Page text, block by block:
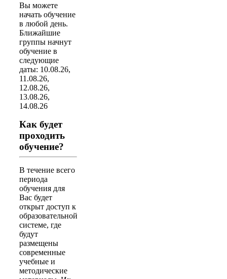
Вы можете
начать обучение
в любой день.
Ближайшие
группы начнут
обучение в
следующие
даты: 10.08.26,
11.08.26,
12.08.26,
13.08.26,
14.08.26
Как будет
проходить
обучение?
В течение всего
периода
обучения для
Вас будет
открыт доступ к
образовательной
системе, где
будут
размещены
современные
учебные и
методические